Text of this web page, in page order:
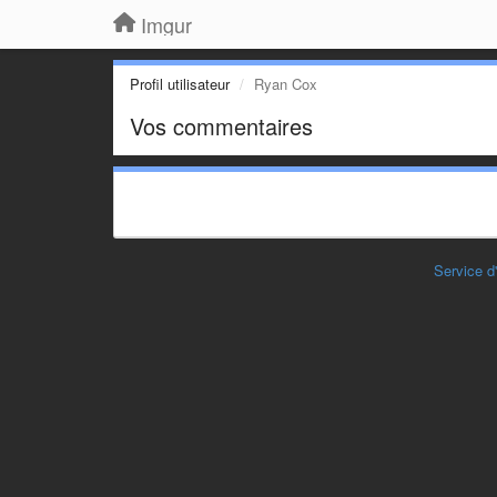
Imgur
Profil utilisateur Ryan Cox
Vos commentaires
Service